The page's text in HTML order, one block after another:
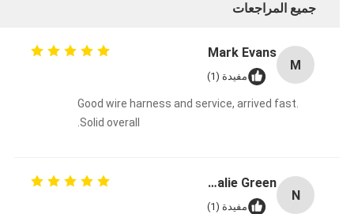
جميع المراجعات
M
Mark Evans
مفيدة (1)
Good wire harness and service, arrived fast.
Solid overall.
N
Natalie Green
مفيدة (1)